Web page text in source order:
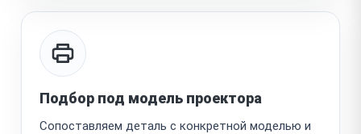
Подбор под модель проектора
Сопоставляем деталь с конкретной моделью и